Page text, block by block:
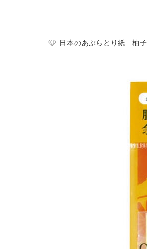
日本のあぶらとり紙 柚